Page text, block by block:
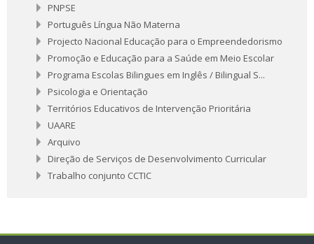
PNPSE
Português Língua Não Materna
Projecto Nacional Educação para o Empreendedorismo
Promoção e Educação para a Saúde em Meio Escolar
Programa Escolas Bilingues em Inglês / Bilingual S...
Psicologia e Orientação
Territórios Educativos de Intervenção Prioritária
UAARE
Arquivo
Direção de Serviços de Desenvolvimento Curricular
Trabalho conjunto CCTIC